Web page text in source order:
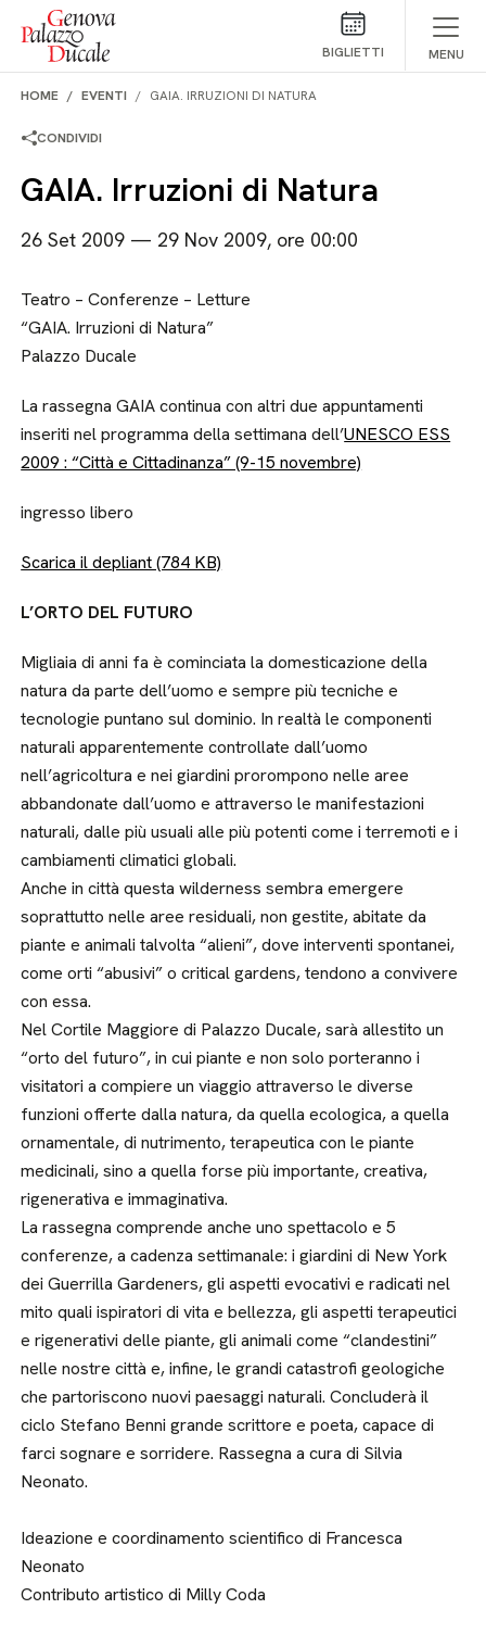
Salta al contenuto
BIGLIETTI MENU
HOME EVENTI GAIA. IRRUZIONI DI NATURA
CONDIVIDI
GAIA. Irruzioni di Natura
26 Set 2009 — 29 Nov 2009, ore 00:00
Teatro – Conferenze – Letture
“GAIA. Irruzioni di Natura”
Palazzo Ducale
La rassegna GAIA continua con altri due appuntamenti
inseriti nel programma della settimana dell’UNESCO ESS
2009 : “Città e Cittadinanza” (9-15 novembre)
ingresso libero
Scarica il depliant (784 KB)
L’ORTO DEL FUTURO
Migliaia di anni fa è cominciata la domesticazione della
natura da parte dell’uomo e sempre più tecniche e
tecnologie puntano sul dominio. In realtà le componenti
naturali apparentemente controllate dall’uomo
nell’agricoltura e nei giardini prorompono nelle aree
abbandonate dall’uomo e attraverso le manifestazioni
naturali, dalle più usuali alle più potenti come i terremoti e i
cambiamenti climatici globali.
Anche in città questa wilderness sembra emergere
soprattutto nelle aree residuali, non gestite, abitate da
piante e animali talvolta “alieni”, dove interventi spontanei,
come orti “abusivi” o critical gardens, tendono a convivere
con essa.
Nel Cortile Maggiore di Palazzo Ducale, sarà allestito un
“orto del futuro”, in cui piante e non solo porteranno i
visitatori a compiere un viaggio attraverso le diverse
funzioni offerte dalla natura, da quella ecologica, a quella
ornamentale, di nutrimento, terapeutica con le piante
medicinali, sino a quella forse più importante, creativa,
rigenerativa e immaginativa.
La rassegna comprende anche uno spettacolo e 5
conferenze, a cadenza settimanale: i giardini di New York
dei Guerrilla Gardeners, gli aspetti evocativi e radicati nel
mito quali ispiratori di vita e bellezza, gli aspetti terapeutici
e rigenerativi delle piante, gli animali come “clandestini”
nelle nostre città e, infine, le grandi catastrofi geologiche
che partoriscono nuovi paesaggi naturali. Concluderà il
ciclo Stefano Benni grande scrittore e poeta, capace di
farci sognare e sorridere. Rassegna a cura di Silvia
Neonato.
Ideazione e coordinamento scientifico di Francesca
Neonato
Contributo artistico di Milly Coda